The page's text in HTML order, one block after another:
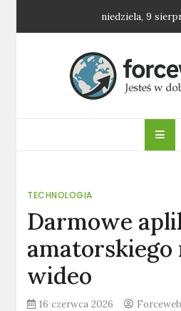
niedziela, 9
forceweb.pl
TECHNOLOGIA
Darmowe
amatorskiego
wideo
16 czerwca 2026 Forceweb